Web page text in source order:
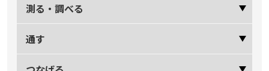
測る・調べる
通す